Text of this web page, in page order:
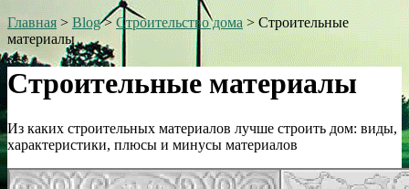
Главная > Blog>Строительство дома > Строительные
материалы
Строительные материалы
Из каких строительных материалов лучше строить дом: виды,
характеристики, плюсы и минусы материалов